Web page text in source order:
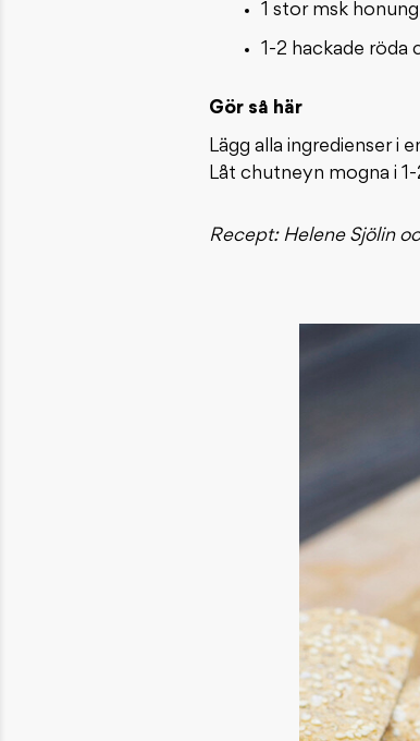
1 stor msk honung
1-2 hackade röda
Gör så här
Lägg alla ingredienser i
Låt chutneyn mogna i
Recept: Helene Sjölin